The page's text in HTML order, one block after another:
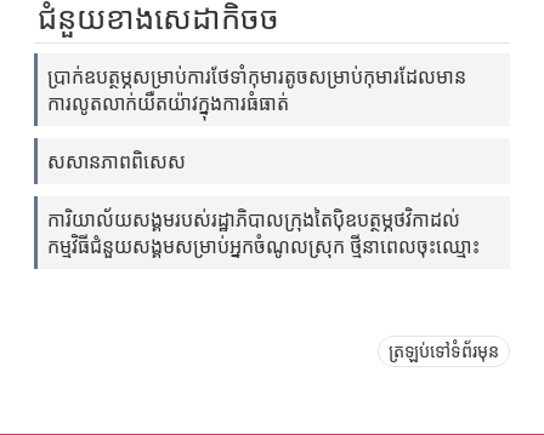
ជំនួយខាងសេដាកិចច
ប្រាក់ឧបត្ថម្ភសម្រាប់ការថែទាំកុមារតូចសម្រាប់កុមារដែលមាន
ការលូតលាក់យឺតយ៉ាវក្នុងការធំធាត់
សសានភាពពិសេស
ការិយាល័យសង្គមរបស់រដ្ឋាភិបាលក្រុងតៃប៉ិឧបត្ថម្ភថវិកាដល់
កម្មវិធីជំនួយសង្គមសម្រាប់អ្នកចំណូលស្រុក ថ្មីនាពេលចុះឈ្មោះ
ត្រឡប់ទៅទំព័រមុន